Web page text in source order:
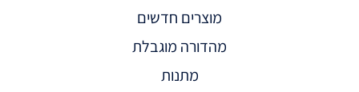
מוצרים חדשים
מהדורה מוגבלת
מתנות